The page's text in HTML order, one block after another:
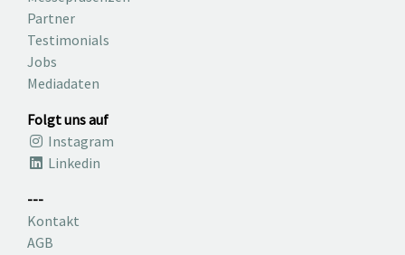
Partner
Testimonials
Jobs
Mediadaten
Folgt uns auf
Instagram
Linkedin
---
Kontakt
AGB